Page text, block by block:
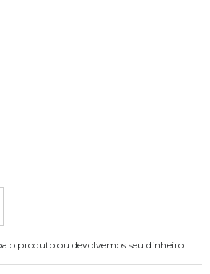
o produto ou devolvemos seu dinheiro